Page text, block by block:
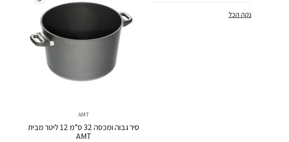
נקה הכל
AMT
סיר גבוה ומכסה 32 ס”מ 12 ליטר מבית
AMT